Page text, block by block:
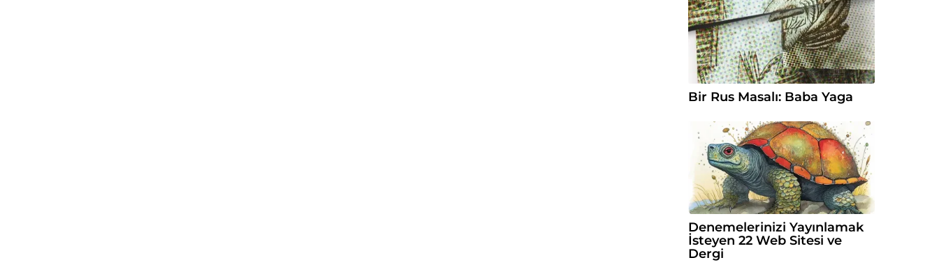
Bir Rus Masalı: Baba Yaga
Denemelerinizi Yayınlamak
İsteyen 22 Web Sitesi ve
Dergi